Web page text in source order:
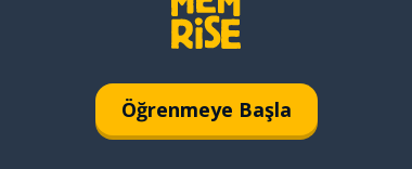
Öğrenmeye Başla